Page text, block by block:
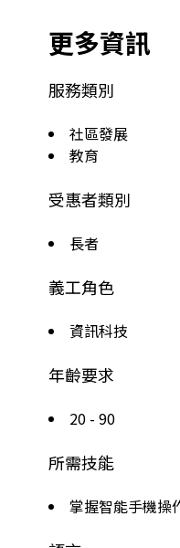
更多資訊
服務類別
社區發展
教育
受惠者類別
長者
義工角色
資訊科技
年齡要求
20 - 90
所需技能
掌握智能手機操